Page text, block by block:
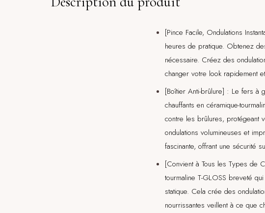
[Pince Facile, Ondulations
heures de pratique. Obtenez
nécessaire. Créez des
changer votre look rapidement
[Boîtier Anti-brûlure] : Le fers à
chauffants en céramique-
contre les brûlures, protégeant
ondulations volumineuses et
fascinante, offrant une sécurité
[Convient à Tous les Types de
tourmaline T-GLOSS breveté
statique. Cela crée des
nourrissantes veillent à ce que